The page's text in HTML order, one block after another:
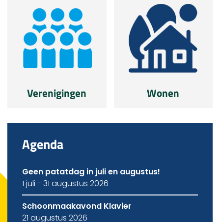
Verenigingen Wonen
Agenda
Geen patatdag in juli en augustus!
1 juli - 31 augustus 2026
Schoonmaakavond Klavier
21 augustus 2026